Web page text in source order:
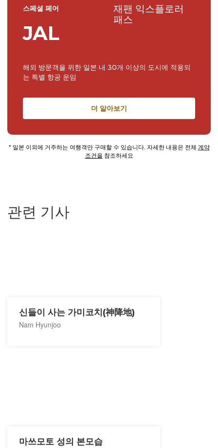
관련 기사
신들이 사는 가미코치(神降地)
Nam Hyunjoo
마쓰모토 성의 본모습
스페셜 페어
JAL
재팬 익스플로러
패스
해외 방문객을 위한 일본 내 30개 이상의 도시에 적용되
는 특별 항공 운임
더 알아보기
* 일본 이외에 거주하는 여행객만 구매할 수 있습니다. 자세한 내용은 전체 계약
조건을 참조하세요